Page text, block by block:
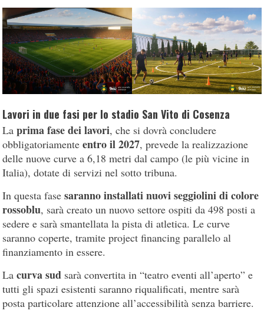
Lavori in due fasi per lo stadio San Vito di Cosenza
Laprima fase dei lavori, che si dovrà concludere
obbligatoriamenteentro il 2027, prevede la realizzazione
delle nuove curve a 6,18 metri dal campo (le più vicine in
Italia), dotate di servizi nel sotto tribuna.
In questa fase saranno installati nuovi seggiolini di colore
rossoblu, sarà creato un nuovo settore ospiti da 498 posti a
sedere e sarà smantellata la pista di atletica. Le curve
saranno coperte, tramite project financing parallelo al
finanziamento in essere.
Lacurva sud sarà convertita in “teatro eventi all’aperto” e
tutti gli spazi esistenti saranno riqualificati, mentre sarà
posta particolare attenzione all’accessibilità senza barriere.